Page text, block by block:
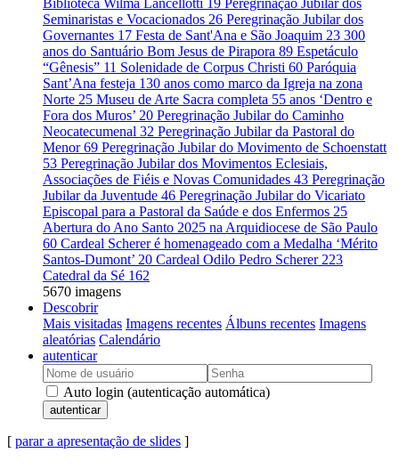
Biblioteca Wilma Lancellotti 19 Peregrinação Jubilar dos
Seminaristas e Vocacionados 26 Peregrinação Jubilar dos
Governantes 17 Festa de Sant'Ana e São Joaquim 23 300
anos do Santuário Bom Jesus de Pirapora 89 Espetáculo
“Gênesis” 11 Solenidade de Corpus Christi 60 Paróquia
Sant’Ana festeja 130 anos como marco da Igreja na zona
Norte 25 Museu de Arte Sacra completa 55 anos ‘Dentro e
Fora dos Muros’ 20 Peregrinação Jubilar do Caminho
Neocatecumenal 32 Peregrinação Jubilar da Pastoral do
Menor69 Peregrinação Jubilar do Movimento de Schoenstatt
53 Peregrinação Jubilar dos Movimentos Eclesiais,
Associações de Fiéis e Novas Comunidades 43 Peregrinação
Jubilar da Juventude 46 Peregrinação Jubilar do Vicariato
Episcopal para a Pastoral da Saúde e dos Enfermos 25
Abertura do Ano Santo 2025 na Arquidiocese de São Paulo
60 Cardeal Scherer é homenageado com a Medalha ‘Mérito
Santos-Dumont’ 20 Cardeal Odilo Pedro Scherer 223
Catedral da Sé 162
5670 imagens
Descobrir
Mais visitadas Imagens recentes Álbuns recentes Imagens
aleatórias Calendário
autenticar
Auto login (autenticação automática)
autenticar
[ parar a apresentação de slides ]